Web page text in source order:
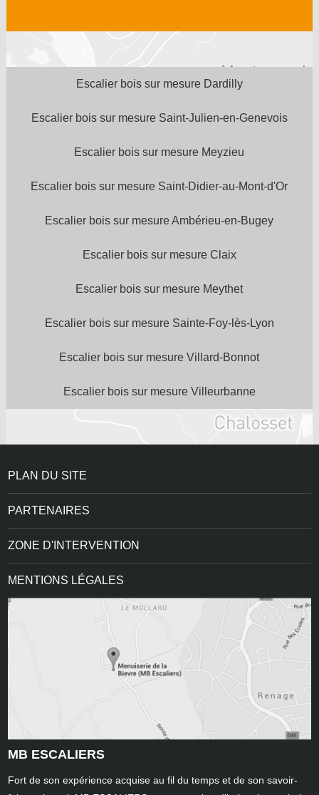
Escalier bois sur mesure Dardilly
Escalier bois sur mesure Saint-Julien-en-Genevois
Escalier bois sur mesure Meyzieu
Escalier bois sur mesure Saint-Didier-au-Mont-d'Or
Escalier bois sur mesure Ambérieu-en-Bugey
Escalier bois sur mesure Claix
Escalier bois sur mesure Meythet
Escalier bois sur mesure Sainte-Foy-lès-Lyon
Escalier bois sur mesure Villard-Bonnot
Escalier bois sur mesure Villeurbanne
PLAN DU SITE
PARTENAIRES
ZONE D'INTERVENTION
MENTIONS LÉGALES
MB ESCALIERS
Fort de son expérience acquise au fil du temps et de son savoir-